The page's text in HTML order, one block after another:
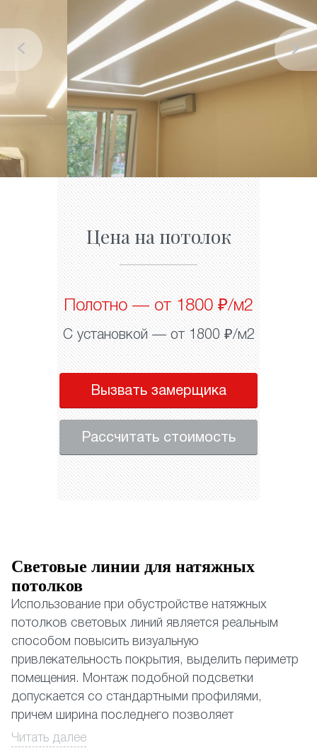
Цена на потолок
Полотно — от 1800 ₽/м2
С установкой — от 1800 ₽/м2
Вызвать замерщика
Рассчитать стоимость
Световые линии для натяжных
потолков
Использование при обустройстве натяжных
потолков световых линий является реальным
способом повысить визуальную
привлекательность покрытия, выделить периметр
помещения. Монтаж подобной подсветки
допускается со стандартными профилями,
причем ширина последнего позволяет
устанавливать даже наиболее мощные
Читать далее